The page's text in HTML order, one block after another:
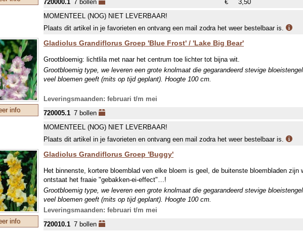
720000.1 7 bollen €
3,50
MOMENTEEL (NOG) NIET LEVERBAAR!
Plaats dit artikel in je favorieten en ontvang een mail zodra het weer bestelbaar is.
info
Gladiolus Grandiflorus Groep 'Blue Frost' / 'Lake Big Bear'
Grootbloemig: lichtlila met naar het centrum toe lichter tot bijna wit.
Grootbloemig type, we leveren een grote knolmaat die gegarandeerd stevige
veel bloemen geeft (mits op tijd geplant). Hoogte 100 cm.
Leveringsmaanden: februari t/m mei
720005.1 7 bollen
MOMENTEEL (NOG) NIET LEVERBAAR!
Plaats dit artikel in je favorieten en ontvang een mail zodra het weer bestelbaar is.
info
Gladiolus Grandiflorus Groep 'Buggy'
Het binnenste, kortere bloemblad ven elke bloem is geel, de buitenste bloembladen zijn
ontstaat het fraaie "gebakken-ei-effect"…!
Grootbloemig type, we leveren een grote knolmaat die gegarandeerd stevige
veel bloemen geeft (mits op tijd geplant). Hoogte 100 cm.
Leveringsmaanden: februari t/m mei
720010.1 7 bollen